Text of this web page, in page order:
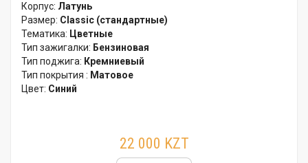
Корпус: Латунь
Размер: Classic (стандартные)
Тематика: Цветные
Тип зажигалки: Бензиновая
Тип поджига: Кремниевый
Тип покрытия : Матовое
Цвет: Синий
22 000 KZT